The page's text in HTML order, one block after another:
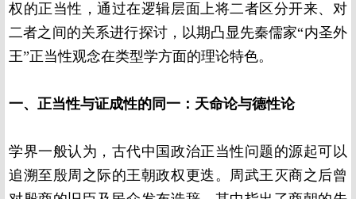
权的正当性，通过在逻辑层面上将二者区分开来、对
二者之间的关系进行探讨，以期凸显先秦儒家“内圣外
王”正当性观念在类型学方面的理论特色。
一、正当性与证成性的同一：天命论与德性论
学界一般认为，古代中国政治正当性问题的源起可以
追溯至殷周之际的王朝政权更迭。周武王灭商之后曾